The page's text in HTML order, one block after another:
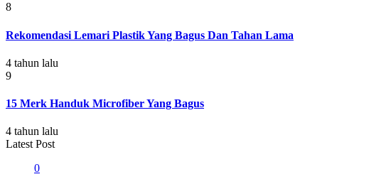
8
Rekomendasi Lemari Plastik Yang Bagus Dan Tahan Lama
4 tahun lalu
9
15 Merk Handuk Microfiber Yang Bagus
4 tahun lalu
Latest Post
0